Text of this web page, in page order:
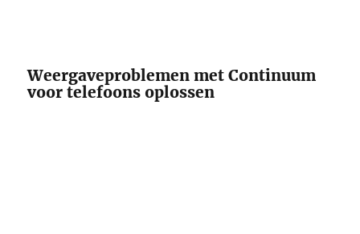
Weergaveproblemen met Continuum
voor telefoons oplossen